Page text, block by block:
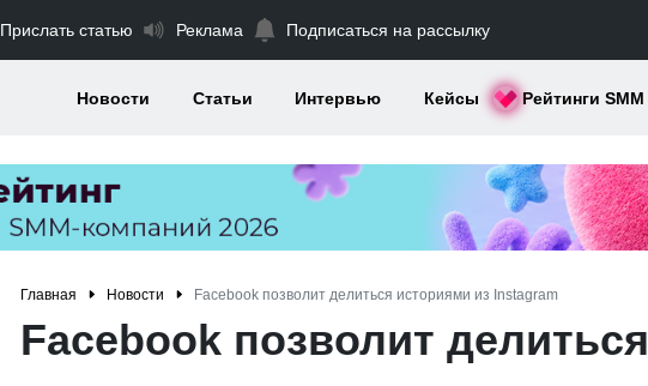
Прислать статью Реклама Подписаться на рассылку
Новости Статьи Интервью Кейсы Рейтинги SMM
Главная Новости Facebook позволит делиться историями из Instagram
Facebook позволит делиться